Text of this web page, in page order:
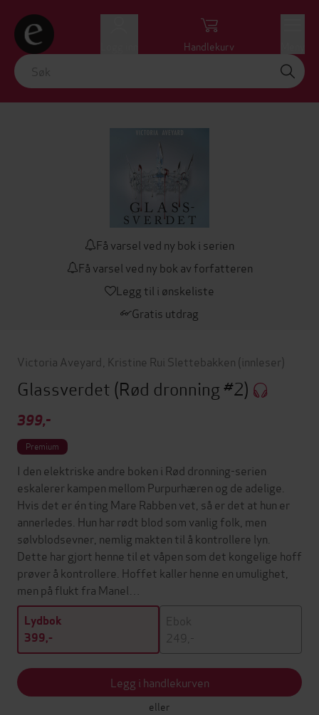
Handlekurv
Få varsel ved ny bok i serien
Få varsel ved ny bok av forfatteren
Legg til i ønskeliste
Gratis utdrag
Victoria Aveyard Kristine Rui Slettebakken (innleser)
Glassverdet (Rød dronning #2)
399,-
Premium
I den elektriske andre boken i Rød dronning-serien
eskalerer kampen mellom Purpurhæren og de adelige.
Hvis det er én ting Mare Rabben vet, så er det at hun er
annerledes. Hun har rødt blod som vanlig folk, men
sølvblodsevner, nemlig makten til å kontrollere lyn.
Dette har gjort henne til et våpen som det kongelige hoff
prøver å kontrollere. Hoffet kaller henne en umulighet,
men på flukt fra Manel…
Lydbok
399,-
Ebok
249,-
Legg i handlekurven
eller